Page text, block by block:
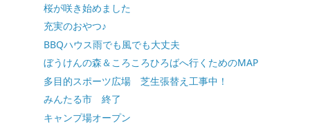
桜が咲き始めました
充実のおやつ♪
BBQハウス雨でも風でも大丈夫
ぼうけんの森＆ころころひろばへ行くためのMAP
多目的スポーツ広場 芝生張替え工事中！
みんたる市 終了
キャンプ場オープン